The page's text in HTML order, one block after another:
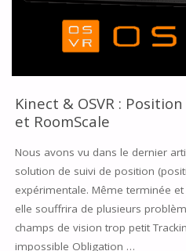
LA
SUR
?
1
Kinect & OSVR :
et RoomScale
Nous avons vu dans le dernier
solution de suivi de position
expérimentale. Même terminée
elle souffrira de plusieurs
champs de vision trop petit
impossible Obligation …